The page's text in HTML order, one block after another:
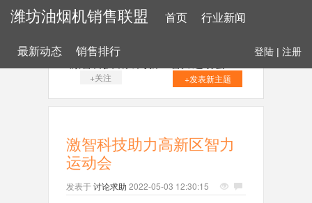
潍坊油烟机销售联盟 首页 行业新闻
最新动态 销售排行 登陆 | 注册
+关注 +发表新主题
激智科技助力高新区智力
运动会
发表于讨论求助 2022-05-03 12:30:15